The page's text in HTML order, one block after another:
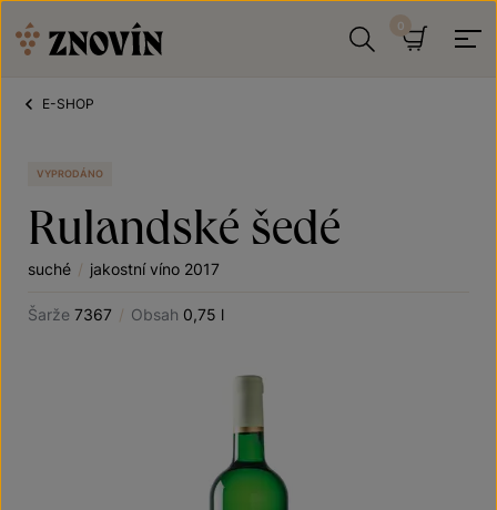
E-SHOP
VYPRODÁNO
Rulandské šedé
suché / jakostní víno 2017
Šarže 7367 / Obsah 0,75 l